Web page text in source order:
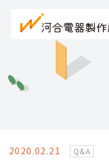
2020.02.21 Q&A